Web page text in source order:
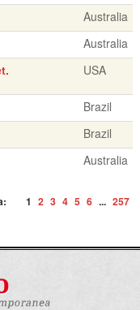
Australia
Australia
USA
Brazil
Brazil
Australia
1 2 3 4 5 6 ... 257